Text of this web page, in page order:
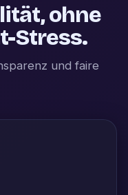
ohne
Stress.
und faire